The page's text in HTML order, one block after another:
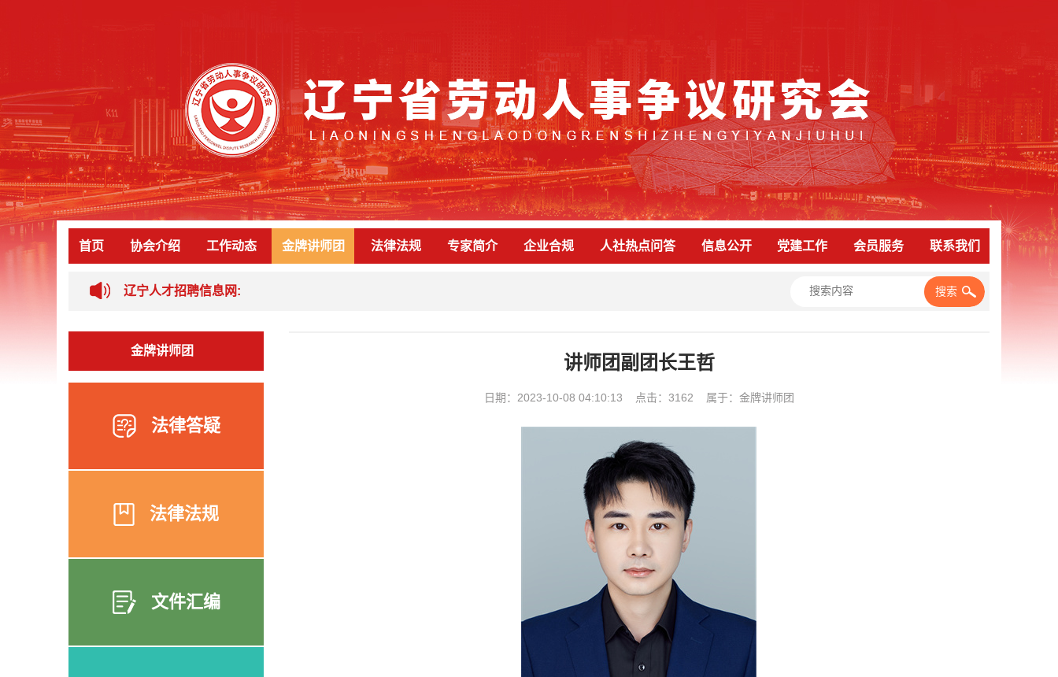
首页 协会介绍 工作动态 金牌讲师团 法律法规 专家简介 企业合规 人社热点问答 信息公开 党建工作 会员服务 联系我们
辽宁人才招聘信息网: 搜索
金牌讲师团
法律答疑
法律法规
文件汇编
讲师团副团长王哲
日期：2023-10-08 04:10:13 点击：3162 属于：金牌讲师团